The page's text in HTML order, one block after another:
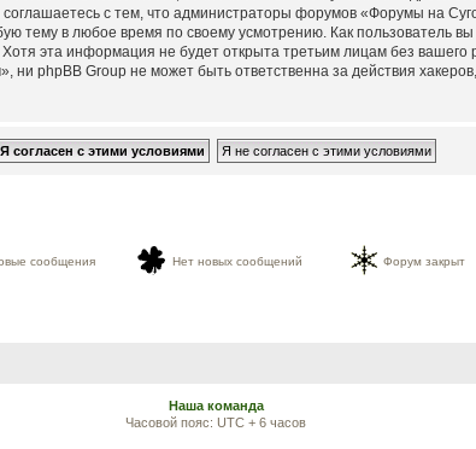
с тем, что администраторы форумов «Форумы на
тему в любое время по своему усмотрению. Как пользователь
эта информация не будет открыта третьим лицам без
phpBB Group не может быть ответственна за действия хакеров,
сообщения Нет новых сообщений Форум закрыт
Наша команда
Часовой пояс: UTC + 6 часов